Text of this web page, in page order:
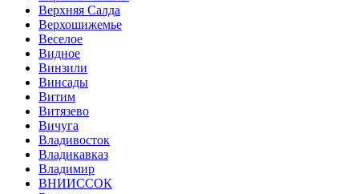
Верхняя Салда
Верхошижемье
Веселое
Видное
Винзили
Винсады
Витим
Витязево
Вичуга
Владивосток
Владикавказ
Владимир
ВНИИССОК